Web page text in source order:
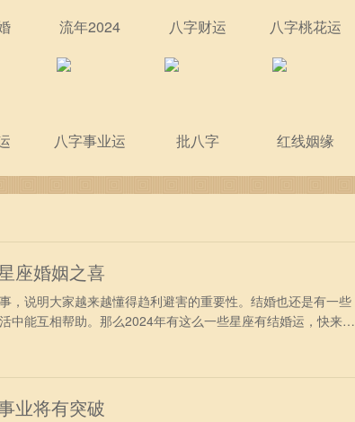
流年2024 八字财运 八字桃花运
八字事业运 批八字 红线姻缘
座婚姻之喜
说明大家越来越懂得趋利避害的重要性。结婚也还是有一些
中能互相帮助。那么2024年有这么一些星座有结婚运，快来看
业将有突破